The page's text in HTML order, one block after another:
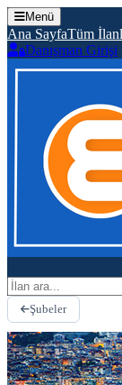
Menü
Ana SayfaTüm
Danışman Girişi
İlan ara
Şubeler